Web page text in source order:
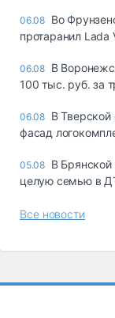
06.08 Во
протаранил Lada
06.08 В
100 тыс. руб. за
06.08 В Тверской
фасад
05.08 В Брянской
целую семью в
Все новости